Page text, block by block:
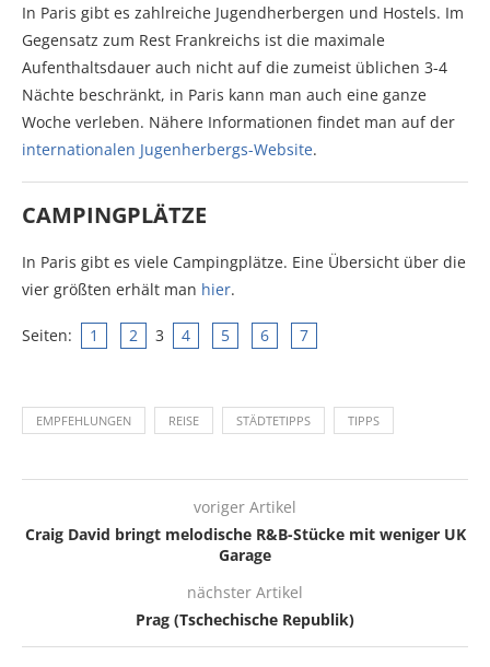
In Paris gibt es zahlreiche Jugendherbergen und Hostels. Im
Gegensatz zum Rest Frankreichs ist die maximale
Aufenthaltsdauer auch nicht auf die zumeist üblichen 3-4
Nächte beschränkt, in Paris kann man auch eine ganze
Woche verleben. Nähere Informationen findet man auf der
internationalen Jugenherbergs-Website.
CAMPINGPLÄTZE
In Paris gibt es viele Campingplätze. Eine Übersicht über die
vier größten erhält man hier.
Seiten: 1 2 3 4 5 6 7
EMPFEHLUNGEN REISE STÄDTETIPPS TIPPS
voriger Artikel
Craig David bringt melodische R&B-Stücke mit weniger UK
Garage
nächster Artikel
Prag (Tschechische Republik)